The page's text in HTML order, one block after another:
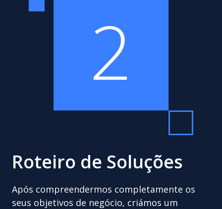
2
Roteiro de Soluções
Após compreendermos completamente os
seus objetivos de negócio, criámos um